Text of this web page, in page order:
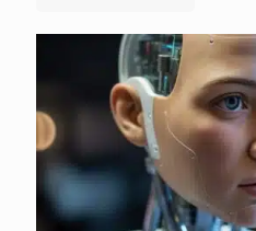
Val
Kilmer
zurück
auf
die
Leinwand